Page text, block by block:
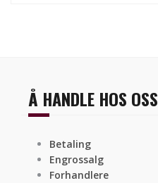
Å HANDLE HOS OSS
Betaling
Engrossalg
Forhandlere